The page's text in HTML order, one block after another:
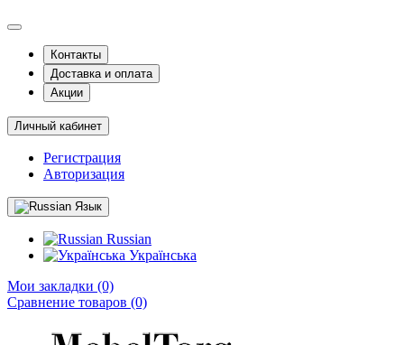
Контакты
Доставка и оплата
Акции
Личный кабинет
Регистрация
Авторизация
Язык
Russian
Українська
Мои закладки (0)
Сравнение товаров (0)